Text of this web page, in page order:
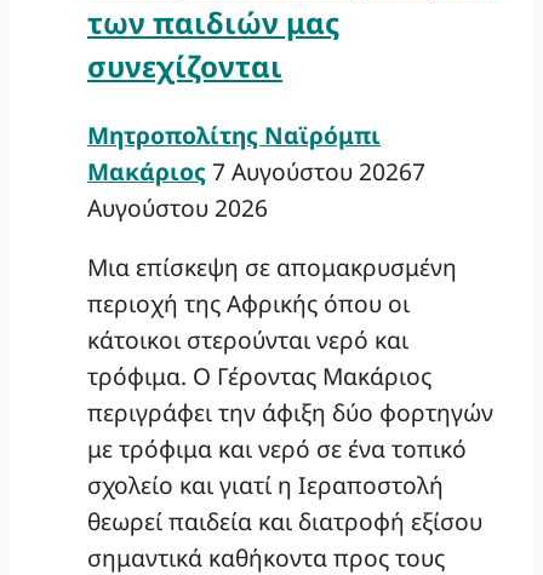
των παιδιών μας
συνεχίζονται
Μητροπολίτης Ναϊρόμπι
Μακάριος 7 Αυγούστου 20267
Αυγούστου 2026
Μια επίσκεψη σε απομακρυσμένη
περιοχή της Αφρικής όπου οι
κάτοικοι στερούνται νερό και
τρόφιμα. Ο Γέροντας Μακάριος
περιγράφει την άφιξη δύο φορτηγών
με τρόφιμα και νερό σε ένα τοπικό
σχολείο και γιατί η Ιεραποστολή
θεωρεί παιδεία και διατροφή εξίσου
σημαντικά καθήκοντα προς τους